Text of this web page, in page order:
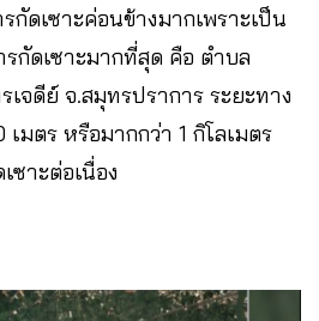
กัดเซาะค่อนข้างมากเพราะเป็น
กัดเซาะมากที่สุด คือ ตำบล
จดีย์ จ.สมุทรปราการ ระยะทาง
มตร หรือมากกว่า 1 กิโลเมตร
ซาะต่อเนื่อง